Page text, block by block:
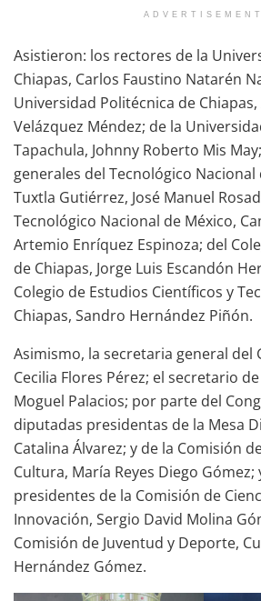
ADVERTISEMENT
Asistieron: los rectores de la
Chiapas, Carlos Faustino Natarén
Universidad Politécnica de
Velázquez Méndez; de la
Tapachula, Johnny Roberto Mis
generales del Tecnológico Nacional
Tuxtla Gutiérrez, José Manuel
Tecnológico Nacional de México,
Artemio Enríquez Espinoza; del
de Chiapas, Jorge Luis Escandón
Colegio de Estudios Científicos y
Chiapas, Sandro Hernández Piñón.
Asimismo, la secretaria general del
Cecilia Flores Pérez; el secretario
Moguel Palacios; por parte del
diputadas presidentas de la Mesa
Catalina Álvarez; y de la Comisión
Cultura, María Reyes Diego
presidentes de la Comisión de
Innovación, Sergio David Molina
Comisión de Juventud y Deporte,
Hernández Gómez.